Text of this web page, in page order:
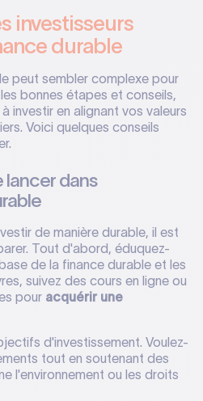
investisseurs
durable
peut sembler complexe pour
bonnes étapes et conseils,
investir en alignant vos valeurs
Voici quelques conseils
lancer dans
de manière durable, il est
Tout d'abord, éduquez-
de la finance durable et les
suivez des cours en ligne ou
pour acquérir une
d'investissement. Voulez-
tout en soutenant des
l'environnement ou les droits